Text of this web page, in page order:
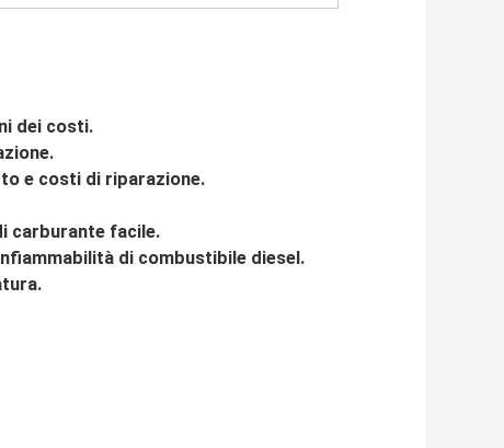
dei costi.
e costi di riparazione.
carburante facile.
di combustibile diesel.